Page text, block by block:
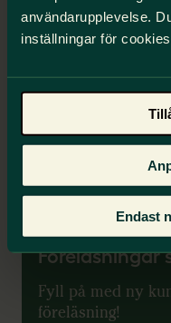
användarupplevelse.
inställningar för
Endast
En
Vi Lärare, 718
starta en
Mejla om
Föreläsningar
Fyll på med ny
föreläsning!